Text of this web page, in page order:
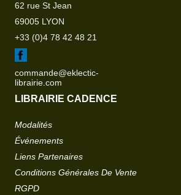
62 rue St Jean
69005 LYON
+33 (0)4 78 42 48 21
commande@eklectic-
librairie.com
LIBRAIRIE CADENCE
Modalités
Événements
Liens Partenaires
Conditions Générales De Vente
RGPD